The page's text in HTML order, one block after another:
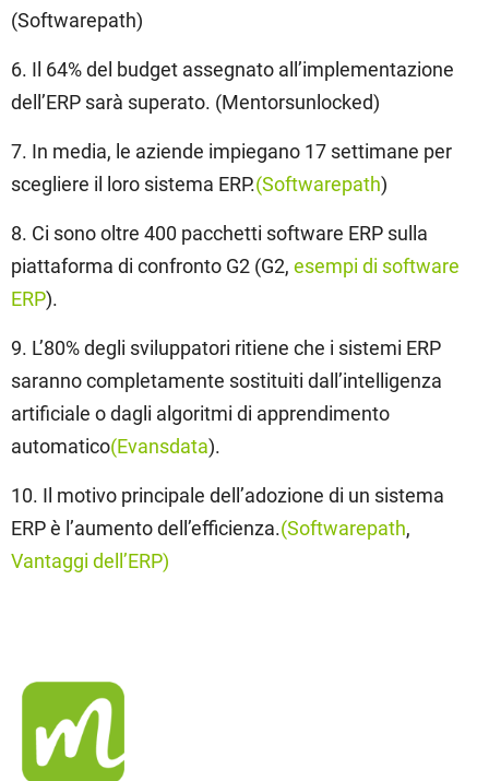
(Softwarepath)
6. Il 64% del budget assegnato all’implementazione
dell’ERP sarà superato. (Mentorsunlocked)
7. In media, le aziende impiegano 17 settimane per
scegliere il loro sistema ERP.(Softwarepath)
8. Ci sono oltre 400 pacchetti software ERP sulla
piattaforma di confronto G2 (G2, esempi di software
ERP).
9. L’80% degli sviluppatori ritiene che i sistemi ERP
saranno completamente sostituiti dall’intelligenza
artificiale o dagli algoritmi di apprendimento
automatico(Evansdata).
10. Il motivo principale dell’adozione di un sistema
ERP è l’aumento dell’efficienza.(Softwarepath,
Vantaggi dell’ERP)